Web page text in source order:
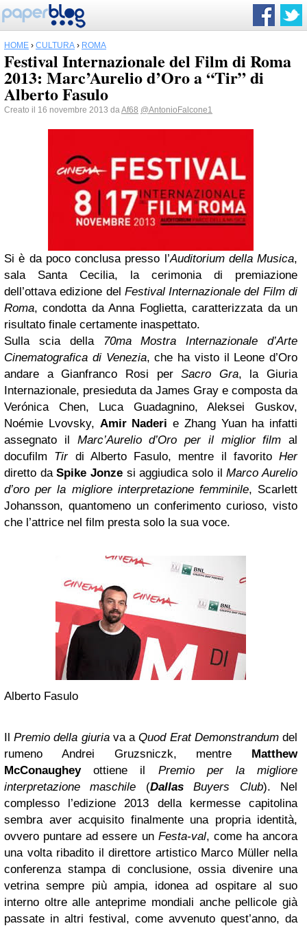
HOME › CULTURA › ROMA
Festival Internazionale del Film di Roma
2013: Marc’Aurelio d’Oro a “Tir” di
Alberto Fasulo
Creato il 16 novembre 2013 daAf68 @AntonioFalcone1
Si è da poco conclusa presso l’Auditorium della Musica,
sala Santa Cecilia, la cerimonia di premiazione
dell’ottava edizione del Festival Internazionale del Film di
Roma, condotta da Anna Foglietta, caratterizzata da un
risultato finale certamente inaspettato.
Sulla scia della
70ma Mostra Internazionale d’Arte
Cinematografica di Venezia, che ha visto il Leone d’Oro
andare a Gianfranco Rosi perSacro Gra, la Giuria
Internazionale, presieduta da James Gray e composta da
Verónica Chen, Luca Guadagnino, Aleksei Guskov,
Noémie Lvovsky, Amir Naderi e Zhang Yuan ha infatti
assegnato il Marc’Aurelio d’Oro per il miglior film al
docufilm Tirdi Alberto Fasulo, mentre il favorito Her
diretto daSpike Jonze si aggiudica solo ilMarco Aurelio
d’oro per la migliore interpretazione femminile, Scarlett
Johansson, quantomeno un conferimento curioso, visto
che l’attrice nel film presta solo la sua voce.
Alberto Fasulo
IlPremio della giuriava aQuod Erat Demonstrandumdel
rumeno Andrei Gruzsniczk, mentre Matthew
McConaugheyottiene il Premio per la migliore
interpretazione maschile (DallasBuyers Club). Nel
complesso l’edizione 2013 della kermesse capitolina
sembra aver acquisito finalmente una propria identità,
ovvero puntare ad essere un Festa-val, come ha ancora
una volta ribadito il direttore artistico Marco Müller nella
conferenza stampa di conclusione, ossia divenire una
vetrina sempre più ampia, idonea ad ospitare al suo
interno oltre alle anteprime mondiali anche pellicole già
passate in altri festival, come avvenuto quest’anno, da